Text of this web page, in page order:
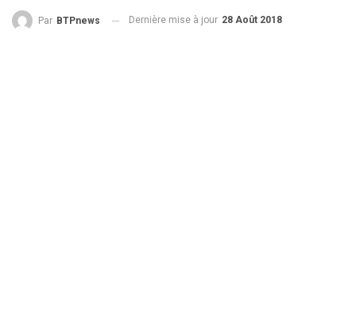
Par BTPnews Dernière mise à jour 28 Août 2018